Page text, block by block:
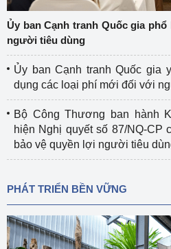
Ủy ban Cạnh tranh Quốc gia
người tiêu dùng
Ủy ban Cạnh tranh Quốc gia
dụng các loại phí mới đối với
Bộ Công Thương ban hành
hiện Nghị quyết số 87/NQ-CP
bảo vệ quyền lợi người tiêu
PHÁT TRIỂN BỀN VỮNG